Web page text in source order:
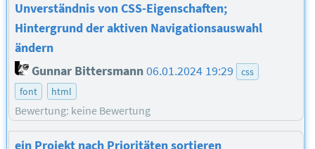
Unverständnis von CSS-Eigenschaften;
Hintergrund der aktiven Navigationsauswahl
ändern
Gunnar Bittersmann06.01.2024 19:29
css
font
html
Bewertung: keine Bewertung
ein Projekt nach Prioritäten sortieren